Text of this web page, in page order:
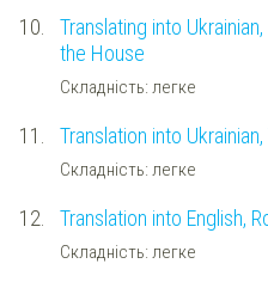
10.
Translating into
the House
Складність: легке
11. Translation into
Складність: легке
12. Translation into English,
Складність: легке